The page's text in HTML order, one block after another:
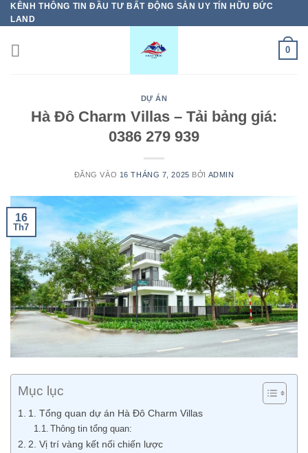
Bỏ
qua
nội
dung
KÊNH THÔNG TIN ĐẦU TƯ BẤT ĐỘNG SẢN UY TÍN HỮU ĐỨC
LAND
0
DỰ ÁN
Hà Đô Charm Villas – Tải bảng giá:
0386 279 939
ĐĂNG VÀO 16 THÁNG 7, 2025 BỞI ADMIN
16
Th7
Mục lục
1. Tổng quan dự án Hà Đô Charm Villas
Thông tin tổng quan:
2. Vị trí vàng kết nối chiến lược